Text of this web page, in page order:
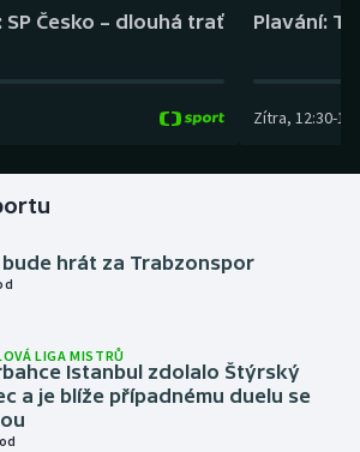
Česko – dlouhá trať Plavání:
Zítra, 12:30-
bude hrát za Trabzonspor
LIGA MISTRŮ
Istanbul zdolalo Štýrský
a je blíže případnému duelu se